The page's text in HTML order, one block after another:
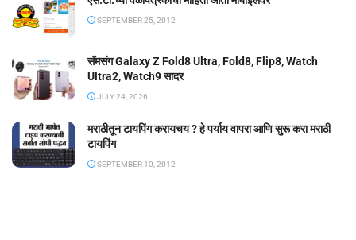
SEPTEMBER 25, 2012
सॅमसंग Galaxy Z Fold8 Ultra, Fold8, Flip8, Watch
Ultra2, Watch9 सादर
JULY 24, 2026
मराठीतून टायपिंग करायचय ? हे पर्याय वापरा आणि सुरू करा मराठी
टायपिंग
SEPTEMBER 10, 2012